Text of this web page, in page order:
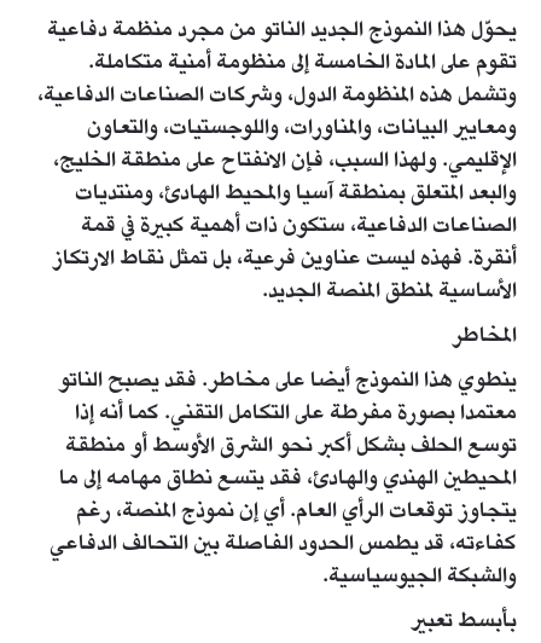
يحوّل هذا النموذج الجديد الناتو من مجرد منظمة دفاعية
تقوم على المادة الخامسة إلى منظومة أمنية متكاملة.
وتشمل هذه المنظومة الدول، وشركات الصناعات الدفاعية،
ومعايير البيانات، والمناورات، واللوجستيات، والتعاون
الإقليمي. ولهذا السبب، فإن الانفتاح على منطقة الخليج،
والبعد المتعلق بمنطقة آسيا والمحيط الهادئ، ومنتديات
الصناعات الدفاعية، ستكون ذات أهمية كبيرة في قمة
أنقرة. فهذه ليست عناوين فرعية، بل تمثل نقاط الارتكاز
الأساسية لمنطق المنصة الجديد.
المخاطر
ينطوي هذا النموذج أيضا على مخاطر. فقد يصبح الناتو
معتمدا بصورة مفرطة على التكامل التقني. كما أنه إذا
توسع الحلف بشكل أكبر نحو الشرق الأوسط أو منطقة
المحيطين الهندي والهادئ، فقد يتسع نطاق مهامه إلى ما
يتجاوز توقعات الرأي العام. أي إن نموذج المنصة، رغم
كفاءته، قد يطمس الحدود الفاصلة بين التحالف الدفاعي
والشبكة الجيوسياسية.
بأبسط تعبير